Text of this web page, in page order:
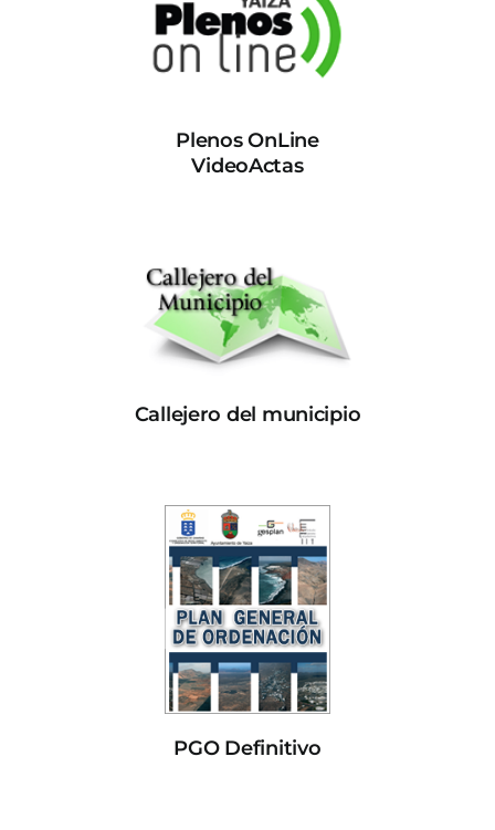
Plenos OnLine
VideoActas
Callejero del municipio
PGO Definitivo